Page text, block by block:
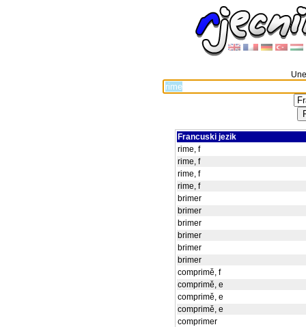
Francuski jezik
rime, f
rime, f
rime, f
rime, f
brimer
brimer
brimer
brimer
brimer
brimer
comprimě, f
comprimě, e
comprimě, e
comprimě, e
comprimer